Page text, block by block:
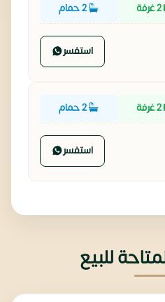
2 غرفة 2 حمام
استفسر
2 غرفة 2 حمام
استفسر
للبيع